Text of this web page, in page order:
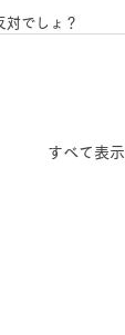
対でしょ？
すべて表示